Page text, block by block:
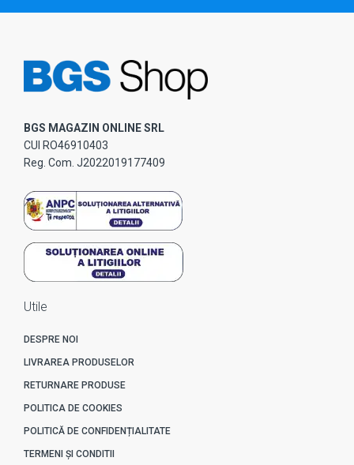
BGS MAGAZIN ONLINE SRL
CUI RO46910403
Reg. Com. J2022019177409
Utile
DESPRE NOI
LIVRAREA PRODUSELOR
RETURNARE PRODUSE
POLITICA DE COOKIES
POLITICĂ DE CONFIDENȚIALITATE
TERMENI ȘI CONDITII